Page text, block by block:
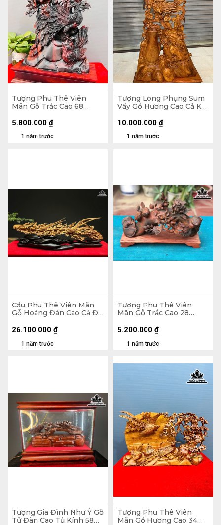
Tượng Phu Thê Viên
Mãn Gỗ Trắc Cao 68
1 năm trước
5.800.000 ₫
Tượng Long Phụng Sum
Vầy Gỗ Hương Cao Cả Kỷ
- Kỷ Cao 10 (cm)
1 năm trước
10.000.000 ₫
Cầu Phu Thê Viên Mãn
Gỗ Hoàng Đàn Cao Cả Đế
Riêng Tượng Cao 14 (cm)
1 năm trước
26.100.000 ₫
Tượng Phu Thê Viên
Mãn Gỗ Trắc Cao 28
1 năm trước
5.200.000 ₫
Tượng Gia Đình Như Ý Gỗ
Tử Đàn Cao Tủ Kính 58
Tượng Phu Thê Viên
Mãn Gỗ Hương Cao 34